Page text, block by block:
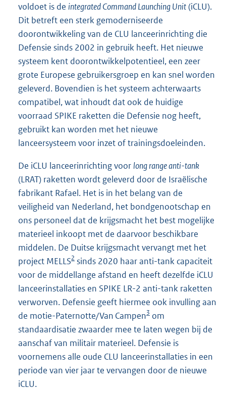
voldoet is de integrated Command Launching Unit(iCLU).
Dit betreft een sterk gemoderniseerde
doorontwikkeling van de CLU lanceerinrichting die
Defensie sinds 2002 in gebruik heeft. Het nieuwe
systeem kent doorontwikkelpotentieel, een zeer
grote Europese gebruikersgroep en kan snel worden
geleverd. Bovendien is het systeem achterwaarts
compatibel, wat inhoudt dat ook de huidige
voorraad SPIKE raketten die Defensie nog heeft,
gebruikt kan worden met het nieuwe
lanceersysteem voor inzet of trainingsdoeleinden.
De iCLU lanceerinrichting voor long range anti-tank
(LRAT) raketten wordt geleverd door de Israëlische
fabrikant Rafael. Het is in het belang van de
veiligheid van Nederland, het bondgenootschap en
ons personeel dat de krijgsmacht het best mogelijke
materieel inkoopt met de daarvoor beschikbare
middelen. De Duitse krijgsmacht vervangt met het
project MELLS2 sinds 2020 haar anti-tank capaciteit
voor de middellange afstand en heeft dezelfde iCLU
lanceerinstallaties en SPIKE LR-2 anti-tank raketten
verworven. Defensie geeft hiermee ook invulling aan
de motie-Paternotte/Van Campen3 om
standaardisatie zwaarder mee te laten wegen bij de
aanschaf van militair materieel. Defensie is
voornemens alle oude CLU lanceerinstallaties in een
periode van vier jaar te vervangen door de nieuwe
iCLU.